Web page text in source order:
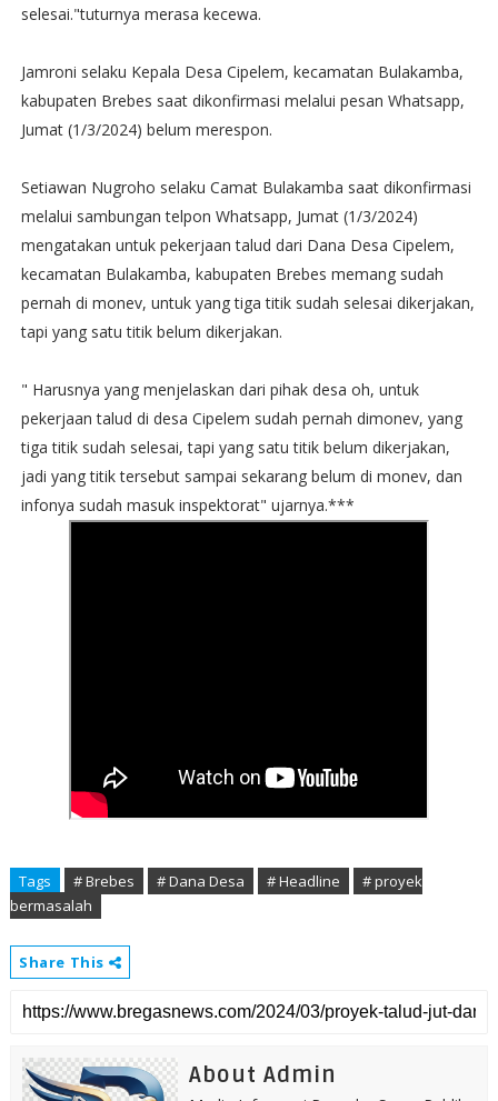
selesai."tuturnya merasa kecewa.
Jamroni selaku Kepala Desa Cipelem, kecamatan Bulakamba,
kabupaten Brebes saat dikonfirmasi melalui pesan Whatsapp,
Jumat (1/3/2024) belum merespon.
Setiawan Nugroho selaku Camat Bulakamba saat dikonfirmasi
melalui sambungan telpon Whatsapp, Jumat (1/3/2024)
mengatakan untuk pekerjaan talud dari Dana Desa Cipelem,
kecamatan Bulakamba, kabupaten Brebes memang sudah
pernah di monev, untuk yang tiga titik sudah selesai dikerjakan,
tapi yang satu titik belum dikerjakan.
" Harusnya yang menjelaskan dari pihak desa oh, untuk
pekerjaan talud di desa Cipelem sudah pernah dimonev, yang
tiga titik sudah selesai, tapi yang satu titik belum dikerjakan,
jadi yang titik tersebut sampai sekarang belum di monev, dan
infonya sudah masuk inspektorat" ujarnya.***
Tags # Brebes # Dana Desa # Headline
# proyek
bermasalah
Share This
About Admin